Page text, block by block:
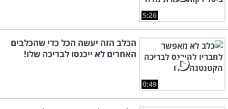
5:26
0:49
הכלב הזה יעשה הכל כדי שהכלבים
האחרים לא ייכנסו לבריכה שלו!